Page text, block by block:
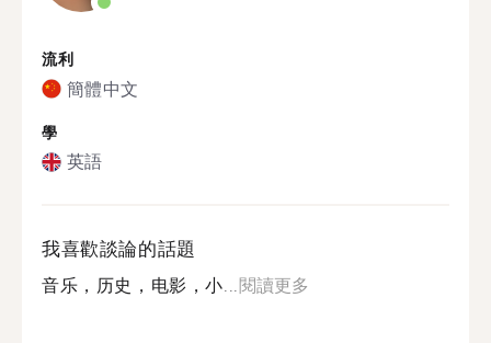
流利
簡體中文
學
英語
我喜歡談論的話題
音乐，历史，电影，小...閱讀更多